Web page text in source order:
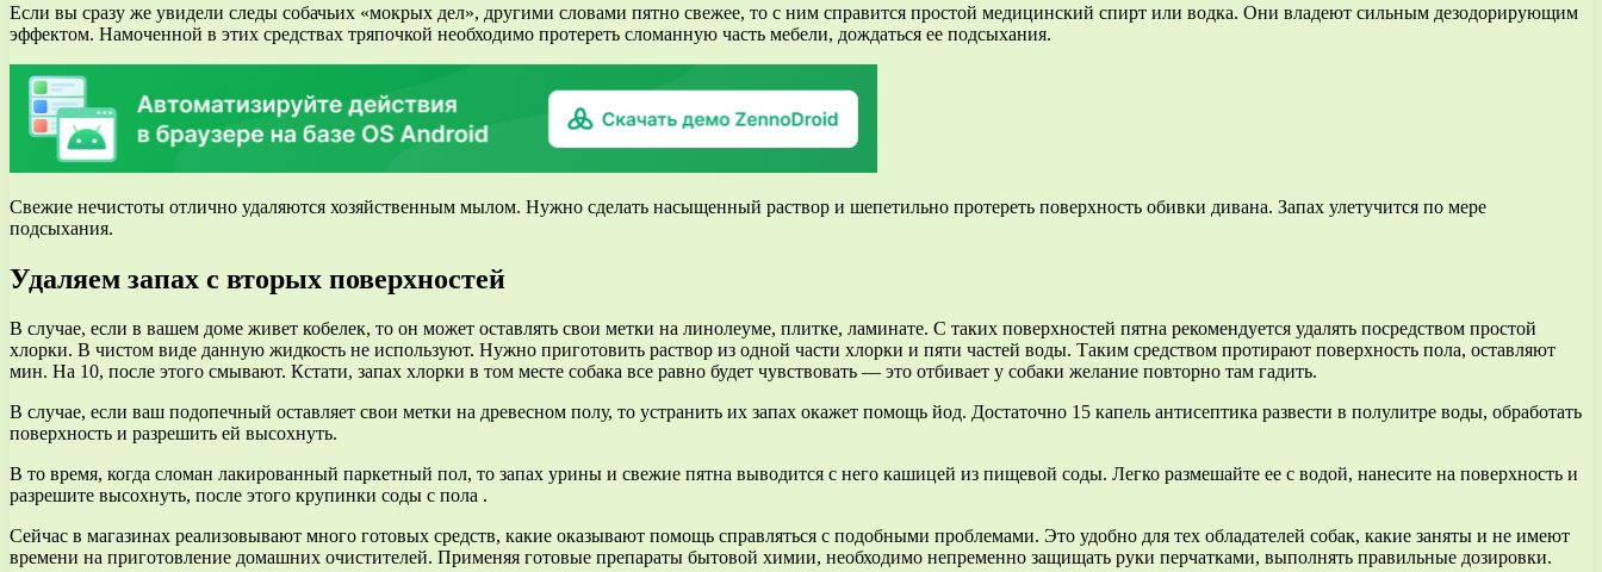
Если вы сразу же увидели следы собачьих «мокрых дел», другими словами пятно свежее, то с ним справится простой медицинский спирт или водка. Они владеют сильным дезодорирующим
эффектом. Намоченной в этих средствах тряпочкой необходимо протереть сломанную часть мебели, дождаться ее подсыхания.
Свежие нечистоты отлично удаляются хозяйственным мылом. Нужно сделать насыщенный раствор и шепетильно протереть поверхность обивки дивана. Запах улетучится по мере
подсыхания.
Удаляем запах с вторых поверхностей
В случае, если в вашем доме живет кобелек, то он может оставлять свои метки на линолеуме, плитке, ламинате. С таких поверхностей пятна рекомендуется удалять посредством простой
хлорки. В чистом виде данную жидкость не используют. Нужно приготовить раствор из одной части хлорки и пяти частей воды. Таким средством протирают поверхность пола, оставляют
мин. На 10, после этого смывают. Кстати, запах хлорки в том месте собака все равно будет чувствовать — это отбивает у собаки желание повторно там гадить.
В случае, если ваш подопечный оставляет свои метки на древесном полу, то устранить их запах окажет помощь йод. Достаточно 15 капель антисептика развести в полулитре воды, обработать
поверхность и разрешить ей высохнуть.
В то время, когда сломан лакированный паркетный пол, то запах урины и свежие пятна выводится с него кашицей из пищевой соды. Легко размешайте ее с водой, нанесите на поверхность и
разрешите высохнуть, после этого крупинки соды с пола .
Сейчас в магазинах реализовывают много готовых средств, какие оказывают помощь справляться с подобными проблемами. Это удобно для тех обладателей собак, какие заняты и не имеют
времени на приготовление домашних очистителей. Применяя готовые препараты бытовой химии, необходимо непременно защищать руки перчатками, выполнять правильные дозировки.